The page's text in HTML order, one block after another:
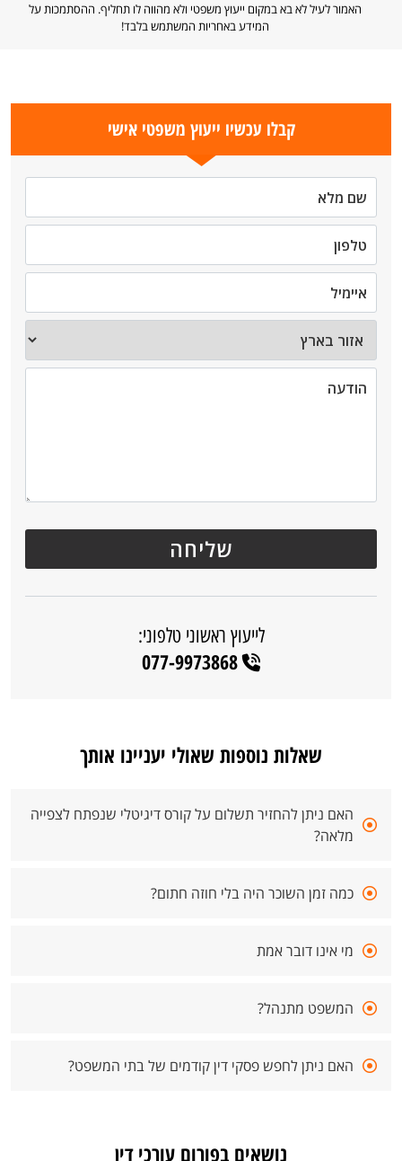
האמור לעיל לא בא במקום ייעוץ משפטי ולא מהווה לו תחליף. ההסתמכות על
המידע באחריות המשתמש בלבד!
קבלו עכשיו ייעוץ משפטי אישי
לייעוץ ראשוני טלפוני:
077-9973868
שאלות נוספות שאולי יעניינו אותך
האם ניתן להחזיר תשלום על קורס דיגיטלי שנפתח לצפייה
מלאה?
כמה זמן השוכר היה בלי חוזה חתום?
מי אינו דובר אמת
המשפט מתנהל?
האם ניתן לחפש פסקי דין קודמים של בתי המשפט?
נושאים בפורום עורכי דין